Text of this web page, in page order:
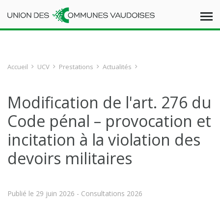
Accueil UCV Prestations Actualités
Modification de l'art. 276 du
Code pénal – provocation et
incitation à la violation des
devoirs militaires
Publié le 29 juin 2026 - Consultations 2026